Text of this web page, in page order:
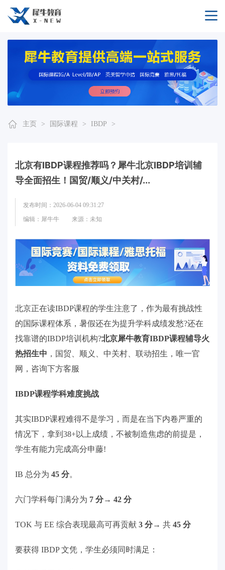
主页 > 国际课程 > IBDP >
北京有IBDP课程推荐吗？犀牛北京IBDP培训辅
导全面招生！国贸/顺义/中关村/...
发布时间：2026-06-04 09:31:27
编辑：犀牛牛
来源：未知
北京正在读IBDP课程的学生注意了，作为最有挑战性
的国际课程体系，暑假还在为提升学科成绩发愁?还在
找靠谱的IBDP培训机构?北京犀牛教育IBDP课程辅导火
热招生中 ，国贸、顺义、中关村、联动招生，唯一官
网，咨询下方客服
IBDP课程学科难度挑战
其实IBDP课程难得不是学习，而是在当下内卷严重的
情况下，拿到38+以上成绩，不被制造焦虑的前提是，
学生有能力完成高分申藤!
IB 总分为 45 分。
六门学科每门满分为 7 分→ 42 分
TOK 与 EE 综合表现最高可再贡献 3 分→ 共 45 分
要获得 IBDP 文凭，学生必须同时满足：